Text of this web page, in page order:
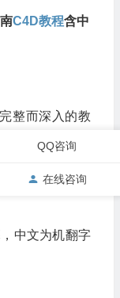
C4D教程含中
整而深入的教
识，包括反射
中文为机翻字
QQ咨询
在线咨询